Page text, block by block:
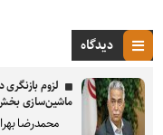
دیدگاه
لزوم
ماشین‌سازی
محمدرضا